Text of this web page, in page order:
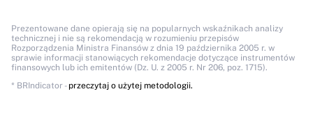
Prezentowane dane opierają się na popularnych wskaźnikach analizy
technicznej i nie są rekomendacją w rozumieniu przepisów
Rozporządzenia Ministra Finansów z dnia 19 października 2005 r. w
sprawie informacji stanowiących rekomendacje dotyczące instrumentów
finansowych lub ich emitentów (Dz. U. z 2005 r. Nr 206, poz. 1715).
* BRIndicator - przeczytaj o użytej metodologii.